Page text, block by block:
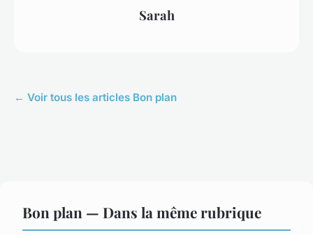
Sarah
← Voir tous les articles Bon plan
Bon plan — Dans la même rubrique